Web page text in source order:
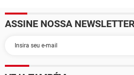
ASSINE NOSSA